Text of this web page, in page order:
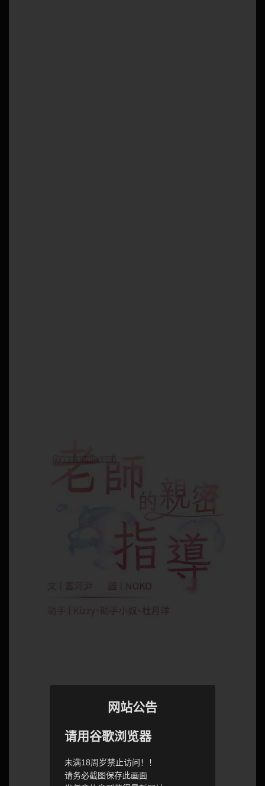
网站公告
请用谷歌浏览器
未满18周岁禁止访问！！
请务必截图保存此画面